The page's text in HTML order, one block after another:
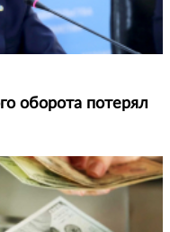
оборота потерял